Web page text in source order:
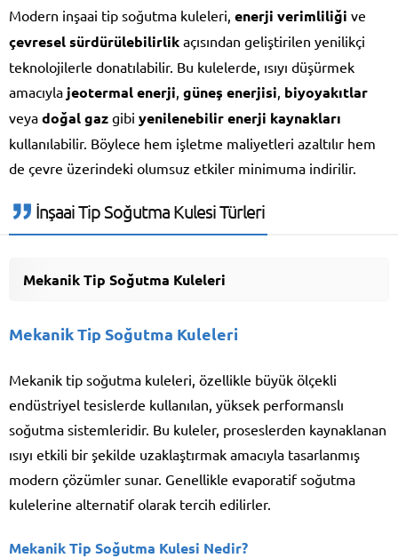
Modern inşaai tip soğutma kuleleri, enerji verimliliği ve
çevresel sürdürülebilirlik açısından geliştirilen yenilikçi
teknolojilerle donatılabilir. Bu kulelerde, ısıyı düşürmek
amacıyla jeotermal enerji güneş enerjisi biyoyakıtlar
veya doğal gaz gibi yenilenebilir enerji kaynakları
kullanılabilir. Böylece hem işletme maliyetleri azaltılır hem
de çevre üzerindeki olumsuz etkiler minimuma indirilir.
İnşaai Tip Soğutma Kulesi Türleri
Mekanik Tip Soğutma Kuleleri
Mekanik Tip Soğutma Kuleleri
Mekanik tip soğutma kuleleri, özellikle büyük ölçekli
endüstriyel tesislerde kullanılan, yüksek performanslı
soğutma sistemleridir. Bu kuleler, proseslerden kaynaklanan
ısıyı etkili bir şekilde uzaklaştırmak amacıyla tasarlanmış
modern çözümler sunar. Genellikle evaporatif soğutma
kulelerine alternatif olarak tercih edilirler.
Mekanik Tip Soğutma Kulesi Nedir?